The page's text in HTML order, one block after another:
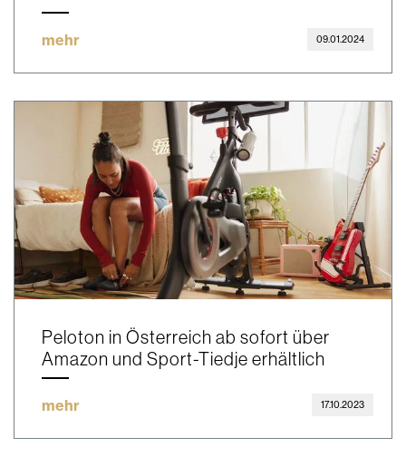
mehr 09.01.2024
Peloton in Österreich ab sofort über
Amazon und Sport-Tiedje erhältlich
mehr 17.10.2023